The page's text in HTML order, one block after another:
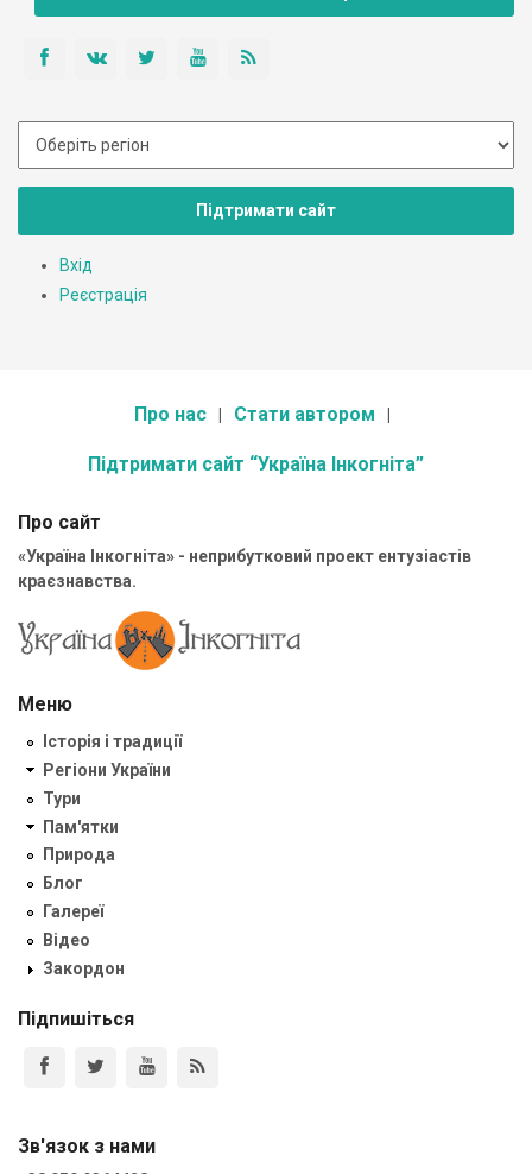
Підтримати сайт
Вхід
Реєстрація
Про нас Стати автором
Підтримати сайт “Україна Інкогніта”
Про сайт
«Україна Інкогніта» - неприбутковий проект ентузіастів
краєзнавства.
Меню
Історія і традиції
Регіони України
Тури
Пам'ятки
Природа
Блог
Галереї
Відео
Закордон
Підпишіться
Зв'язок з нами